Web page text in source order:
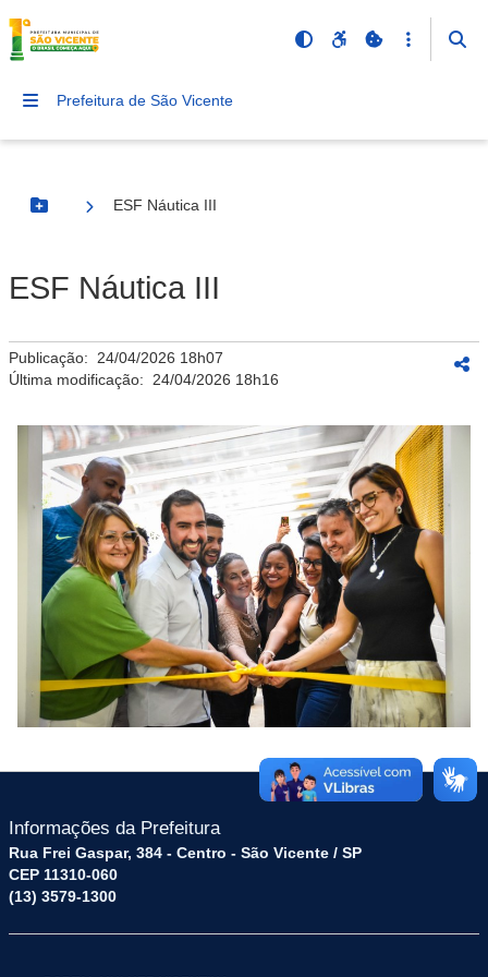
Prefeitura de São Vicente
Botão Menu
ESF Náutica III
ESF Náutica III
Publicação: 24/04/2026 18h07
Última modificação: 24/04/2026 18h16
Informações da Prefeitura
Rua Frei Gaspar, 384 - Centro - São Vicente / SP
CEP 11310-060
(13) 3579-1300